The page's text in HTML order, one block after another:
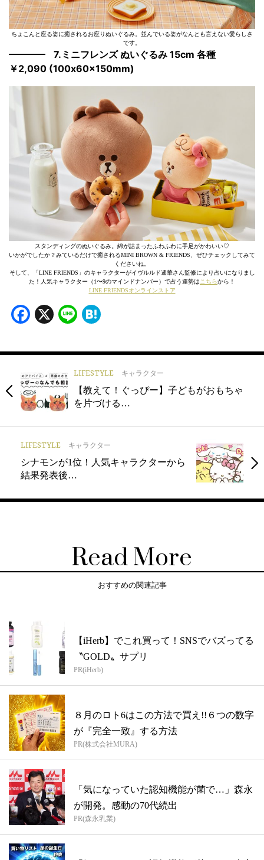
ちょこんと座る姿に癒されるお座りぬいぐるみ。並んでいる姿がなんとも言えない愛らしさ
です。
7.ミニフレンズ ぬいぐるみ 15cm 各種
￥2,090 (100x60x150mm)
スタンディングのぬいぐるみ。綿が詰まったふわふわに手足がかわいい♡
いかがでしたか？みているだけで癒されるMINI BROWN & FRIENDS、ぜひチェックしてみて
くださいね。
そして、「LINE FRIENDS」のキャラクターがイヴルルド遙華さん監修により占いになりまし
た！人気キャラクター（1〜9のマインドナンバー）で占う運勢はこちらから！
LINE FRIENDSオンラインストア
Facebook
X Line
LIFESTYLE キャラクター
【教えて！ぐっぴー】子どもがおもちゃ
を片づける…
LIFESTYLE キャラクター
シナモンが1位！人気キャラクターから
結果発表後…
Read More
おすすめの関連記事
【iHerb】でこれ買って！SNSでバズってる
〝GOLD〟サプリ
PR(iHerb)
８月のロト6はこの方法で買え!!６つの数字
が『完全一致』する方法
PR(株式会社MURA)
「気になっていた認知機能が菌で…」森永
が開発。感動の70代続出
PR(森永乳業)